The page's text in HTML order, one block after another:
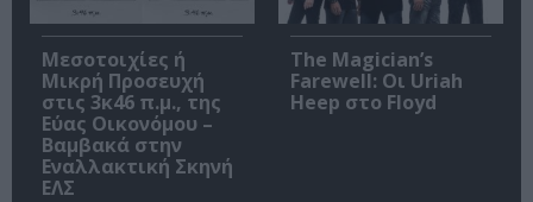
Μεσοτοιχίες ή
Μικρή Προσευχή
στις 3κ46 π.μ., της
Εύας Οικονόμου –
Βαμβακά στην
Εναλλακτική Σκηνή
ΕΛΣ
The Magician’s
Farewell: Οι Uriah
Heep στο Floyd